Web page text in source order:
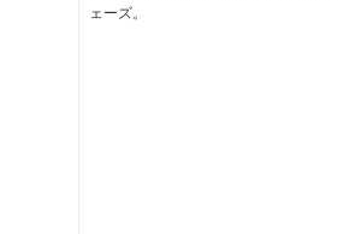
ェーズ。